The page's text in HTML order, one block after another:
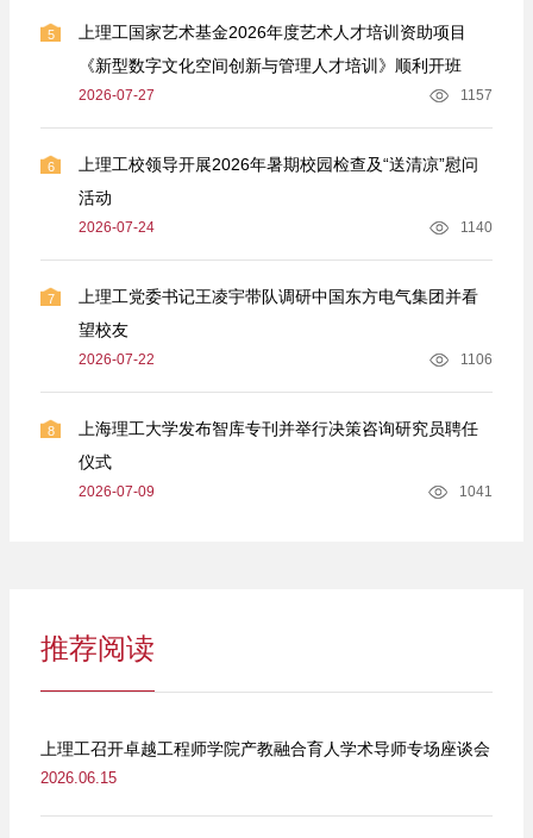
5
上理工国家艺术基金2026年度艺术人才培训资助项目
《新型数字文化空间创新与管理人才培训》顺利开班
2026-07-27 1157
6
上理工校领导开展2026年暑期校园检查及“送清凉”慰问
活动
2026-07-24 1140
7
上理工党委书记王凌宇带队调研中国东方电气集团并看
望校友
2026-07-22 1106
8
上海理工大学发布智库专刊并举行决策咨询研究员聘任
仪式
2026-07-09 1041
推荐阅读
上理工召开卓越工程师学院产教融合育人学术导师专场座谈会
2026.06.15